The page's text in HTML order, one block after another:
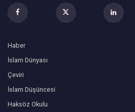
Haber
İslam Dünyası
Çeviri
İslam Düşüncesi
Haksöz Okulu